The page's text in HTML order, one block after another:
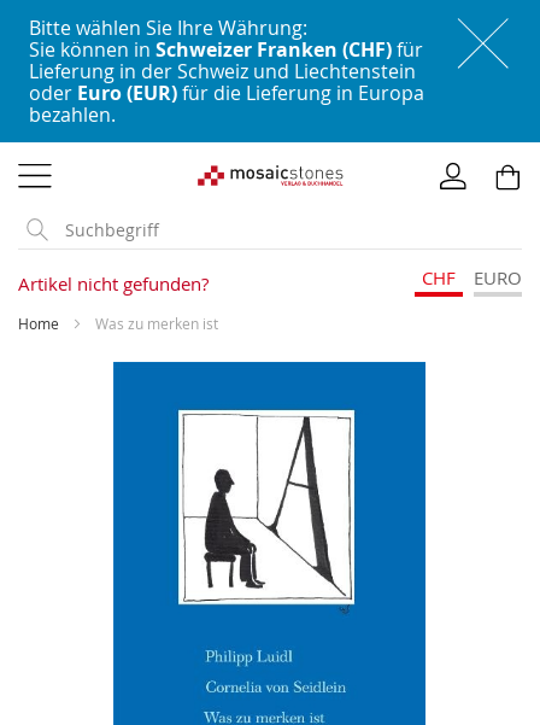
Bitte wählen Sie Ihre Währung:
Sie können in Schweizer Franken (CHF)für
Lieferung in der Schweiz und Liechtenstein
oder Euro (EUR)für die Lieferung in Europa
bezahlen.
zum
Inhalt
Artikel nicht gefunden? CHF EURO
Home Was zu merken ist